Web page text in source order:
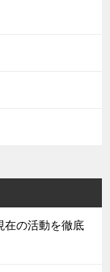
在の活動を徹底